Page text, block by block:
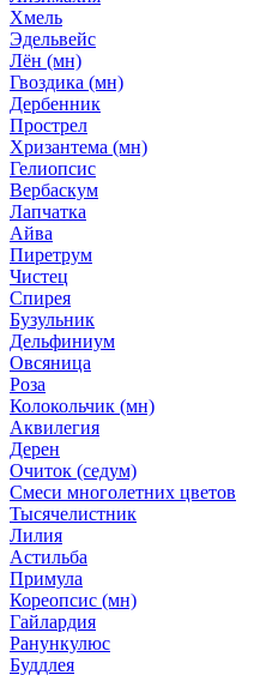
Хмель
Эдельвейс
Лён (мн)
Гвоздика (мн)
Дербенник
Прострел
Хризантема (мн)
Гелиопсис
Вербаскум
Лапчатка
Айва
Пиретрум
Чистец
Спирея
Бузульник
Дельфиниум
Овсяница
Роза
Колокольчик (мн)
Аквилегия
Дерен
Очиток (седум)
Смеси многолетних цветов
Тысячелистник
Лилия
Астильба
Примула
Кореопсис (мн)
Гайлардия
Ранункулюс
Буддлея